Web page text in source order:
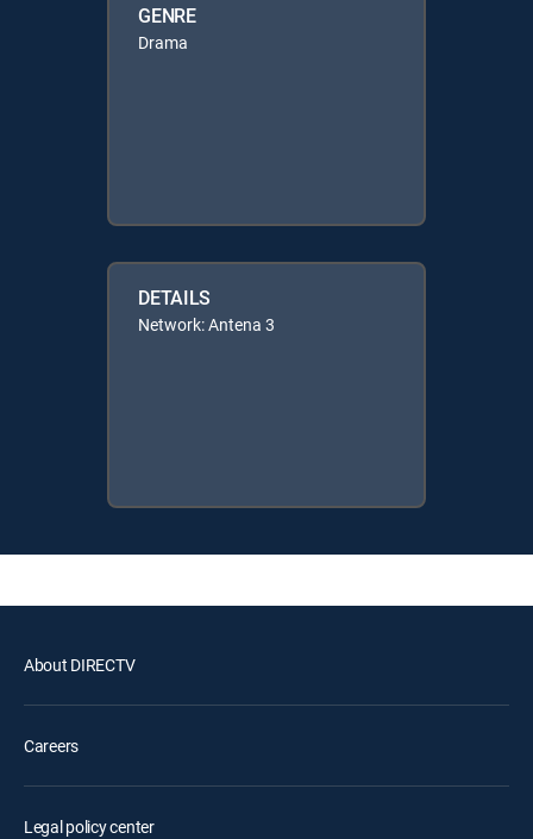
GENRE
Drama
DETAILS
Network: Antena 3
About DIRECTV
Careers
Legal policy center